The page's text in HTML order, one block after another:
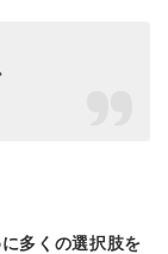
多くの選択肢を